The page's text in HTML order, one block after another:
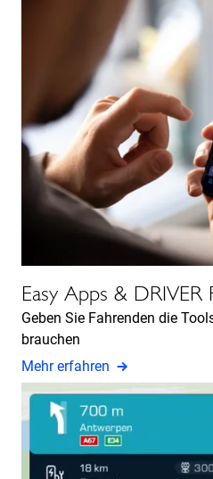
Easy Apps & DRIVER
Geben Sie Fahrenden die
brauchen
Mehr erfahren